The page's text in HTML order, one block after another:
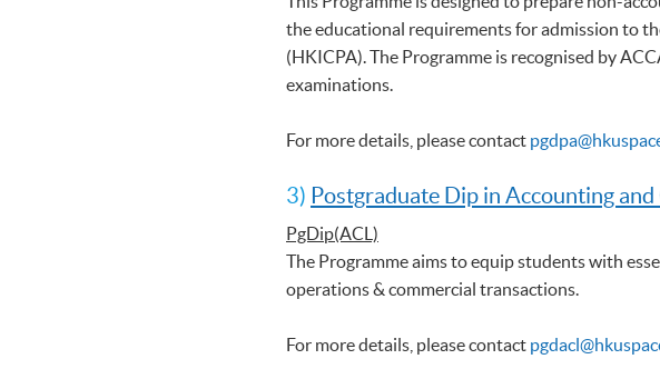
the educational requirements for admission to
(HKICPA). The Programme is recognised by
examinations.
For more details, please contact
3) Postgraduate Dip in Accounting
PgDip(ACL)
The Programme aims to equip students with
operations & commercial transactions.
For more details, please contact